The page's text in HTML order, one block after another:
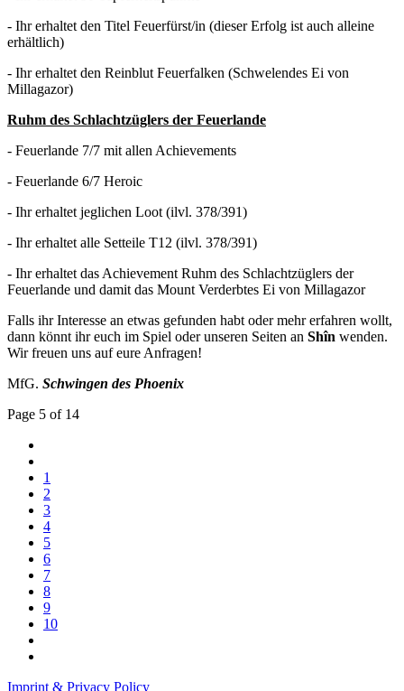
- Ihr erhaltet den Titel Feuerfürst/in (dieser Erfolg ist auch alleine
erhältlich)
- Ihr erhaltet den Reinblut Feuerfalken (Schwelendes Ei von
Millagazor)
Ruhm des Schlachtzüglers der Feuerlande
- Feuerlande 7/7 mit allen Achievements
- Feuerlande 6/7 Heroic
- Ihr erhaltet jeglichen Loot (ilvl. 378/391)
- Ihr erhaltet alle Setteile T12 (ilvl. 378/391)
- Ihr erhaltet das Achievement Ruhm des Schlachtzüglers der
Feuerlande und damit das Mount Verderbtes Ei von Millagazor
Falls ihr Interesse an etwas gefunden habt oder mehr erfahren wollt,
dann könnt ihr euch im Spiel oder unseren Seiten an Shîn wenden.
Wir freuen uns auf eure Anfragen!
MfG. Schwingen des Phoenix
Page 5 of 14
1
2
3
4
5
6
7
8
9
10
Imprint & Privacy Policy